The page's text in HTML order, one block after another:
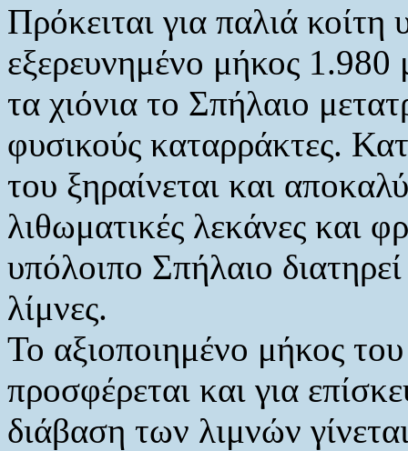
Πρόκειται για παλιά
εξερευνημένο μήκος
τα χιόνια το Σπήλαιο
φυσικούς καταρράκτες.
του ξηραίνεται και
λιθωματικές λεκάνες και
υπόλοιπο Σπήλαιο
λίμνες.
Το αξιοποιημένο μήκος
προσφέρεται και για
διάβαση των λιμνών